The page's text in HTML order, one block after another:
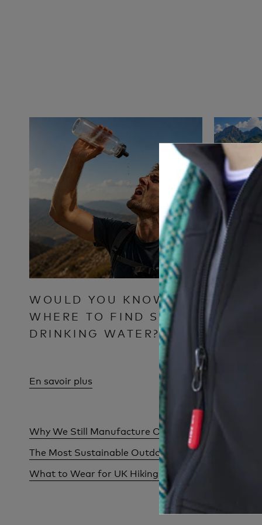
WOULD YOU KNOW
WHERE TO FIND SAFE
DRINKING WATER?
En savoir plus
WHY
Why We Still Manufacture Outdoor Clothing In
The Most Sustainable Outdoor Clothing Isn't
What to Wear for UK Hiking Weather: One Day,